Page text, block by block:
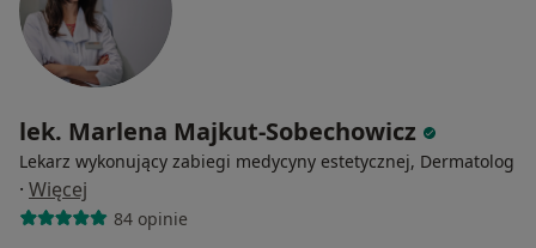
lek. Marlena Majkut-Sobechowicz
Lekarz wykonujący zabiegi medycyny estetycznej, Dermatolog
· Więcej
84 opinie